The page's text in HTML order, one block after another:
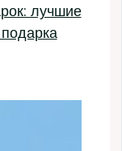
лучшие